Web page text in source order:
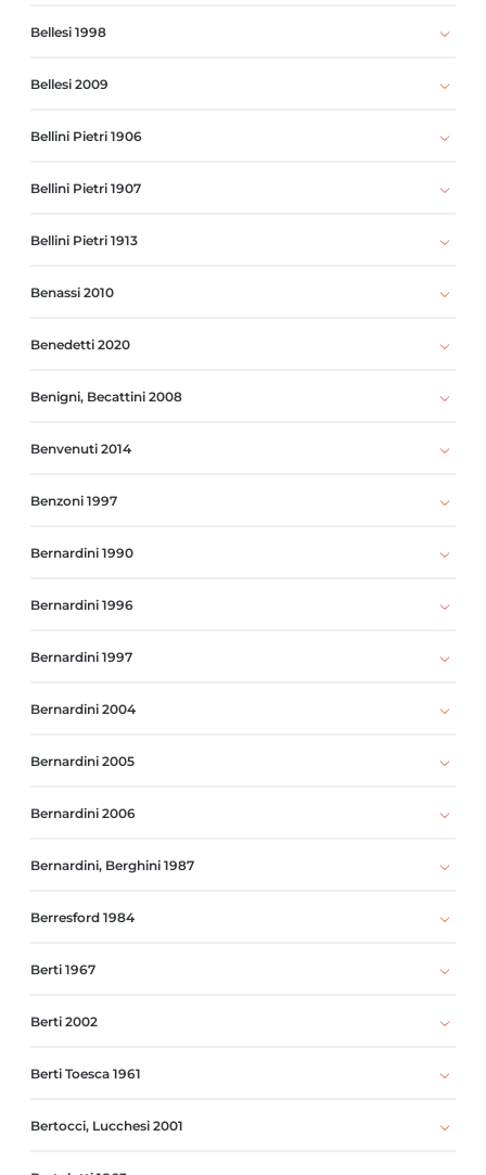
Bellesi 1998
Bellesi 2009
Bellini Pietri 1906
Bellini Pietri 1907
Bellini Pietri 1913
Benassi 2010
Benedetti 2020
Benigni, Becattini 2008
Benvenuti 2014
Benzoni 1997
Bernardini 1990
Bernardini 1996
Bernardini 1997
Bernardini 2004
Bernardini 2005
Bernardini 2006
Bernardini, Berghini 1987
Berresford 1984
Berti 1967
Berti 2002
Berti Toesca 1961
Bertocci, Lucchesi 2001